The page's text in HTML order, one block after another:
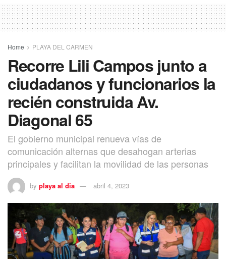
Home PLAYA DEL CARMEN
Recorre Lili Campos junto a
ciudadanos y funcionarios la
recién construida Av.
Diagonal 65
El gobierno municipal renueva vías de
comunicación alternas que desahogan arterias
principales y facilitan la movilidad de las personas
by playa al dia abril 4, 2023